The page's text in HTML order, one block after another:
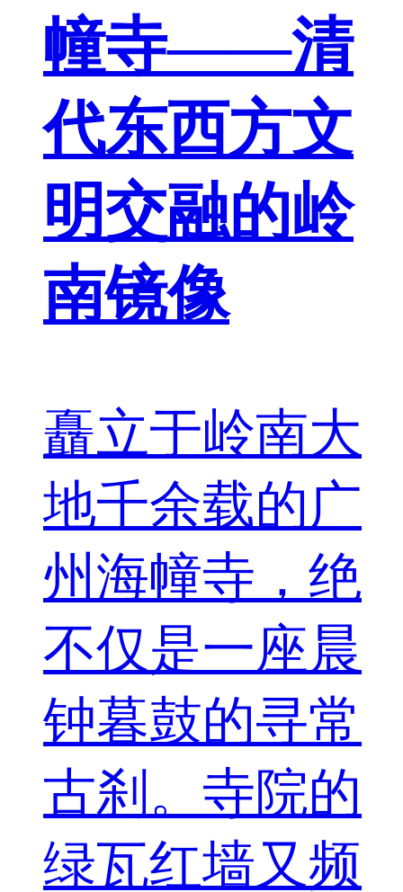
幢寺——清
代东西方文
明交融的岭
南镜像
矗立于岭南大
地千余载的广
州海幢寺，绝
不仅是一座晨
钟暮鼓的寻常
古刹。寺院的
绿瓦红墙又频